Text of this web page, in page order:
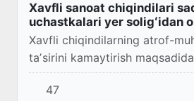
Xavfli sanoat chiqindilari
uchastkalari yer soligʻidan
Xavfli chiqindilarning atrof-
taʼsirini kamaytirish
chiqindilarini saqlash
uchastkalari yer soligʻidan
47